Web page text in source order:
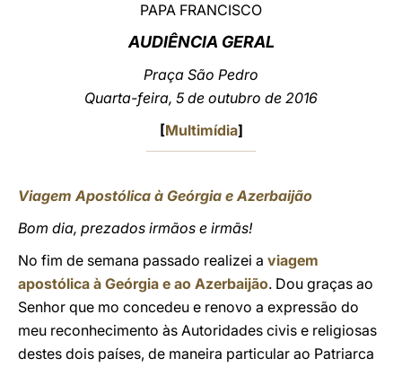
PAPA FRANCISCO
AUDIÊNCIA GERAL
Praça São Pedro
Quarta-feira, 5 de outubro de 2016
[Multimídia]
Viagem Apostólica à Geórgia e Azerbaijão
Bom dia, prezados irmãos e irmãs!
No fim de semana passado realizei a viagem
apostólica à Geórgia e ao Azerbaijão. Dou graças ao
Senhor que mo concedeu e renovo a expressão do
meu reconhecimento às Autoridades civis e religiosas
destes dois países, de maneira particular ao Patriarca